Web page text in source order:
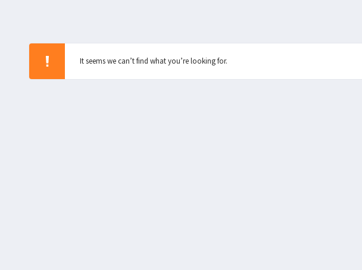
It seems we can’t find what you’re looking for.